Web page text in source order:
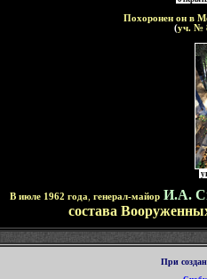
Похоронен он в
(уч. №
В июле 1962 года генерал-майорИ.А.
состава
При